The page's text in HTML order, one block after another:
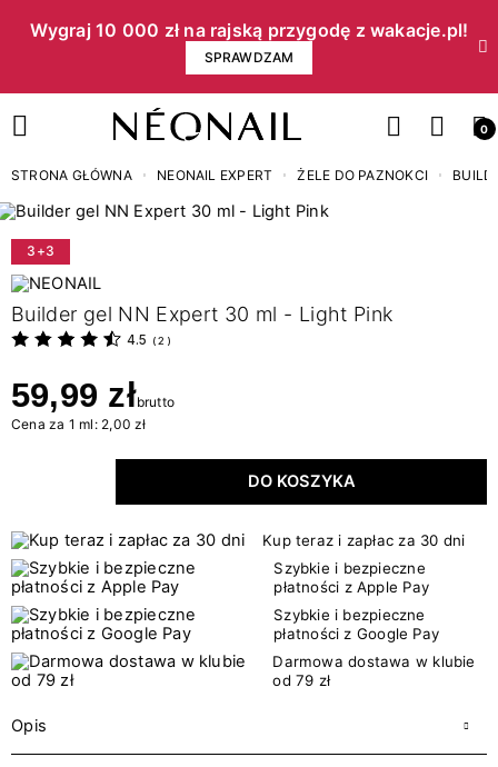
Wygraj 10 000 zł na rajską przygodę z wakacje.pl!​
SPRAWDZAM
0
STRONA GŁÓWNA NEONAIL EXPERT ŻELE DO PAZNOKCI
3+3
Builder gel NN Expert 30 ml - Light Pink
4.5 ( 2 )
59,99 złbrutto
Cena za 1 ml: 2,00 zł
DO KOSZYKA
Kup teraz i zapłac za 30 dni
Szybkie i bezpieczne
płatności z Apple Pay
Szybkie i bezpieczne
płatności z Google Pay
Darmowa dostawa w klubie
od 79 zł
Opis